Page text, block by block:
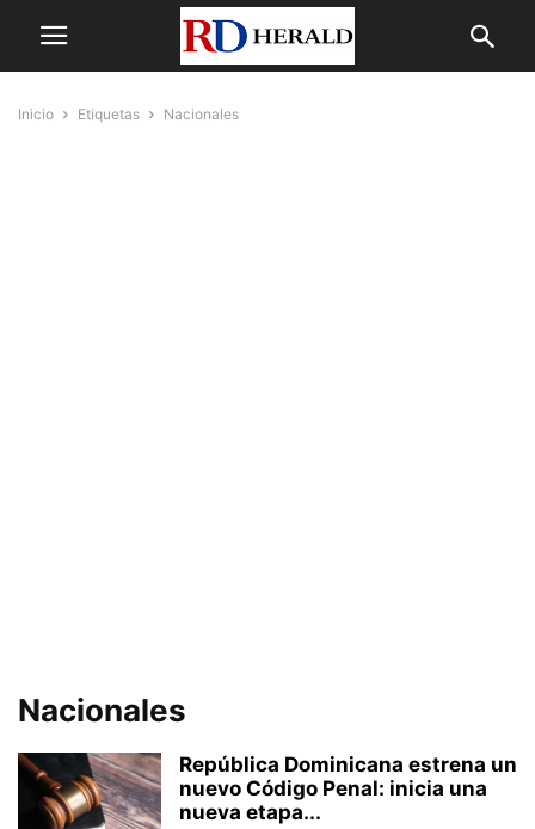
Inicio Etiquetas Nacionales
Nacionales
República Dominicana estrena un
nuevo Código Penal: inicia una
nueva etapa...